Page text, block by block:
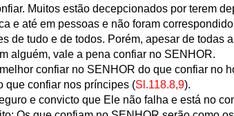
Muitos estão decepcionados por terem
e até em pessoas e não foram
de tudo e de todos. Porém, apesar de todas
alguém, vale a pena confiar no SENHOR.
confiar no SENHOR do que confiar no
que confiar nos príncipes (Sl.118.8,9).
e convicto que Ele não falha e está no